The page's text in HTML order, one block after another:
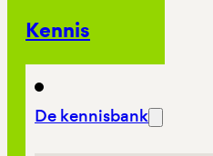
Kennis
De kennisbank